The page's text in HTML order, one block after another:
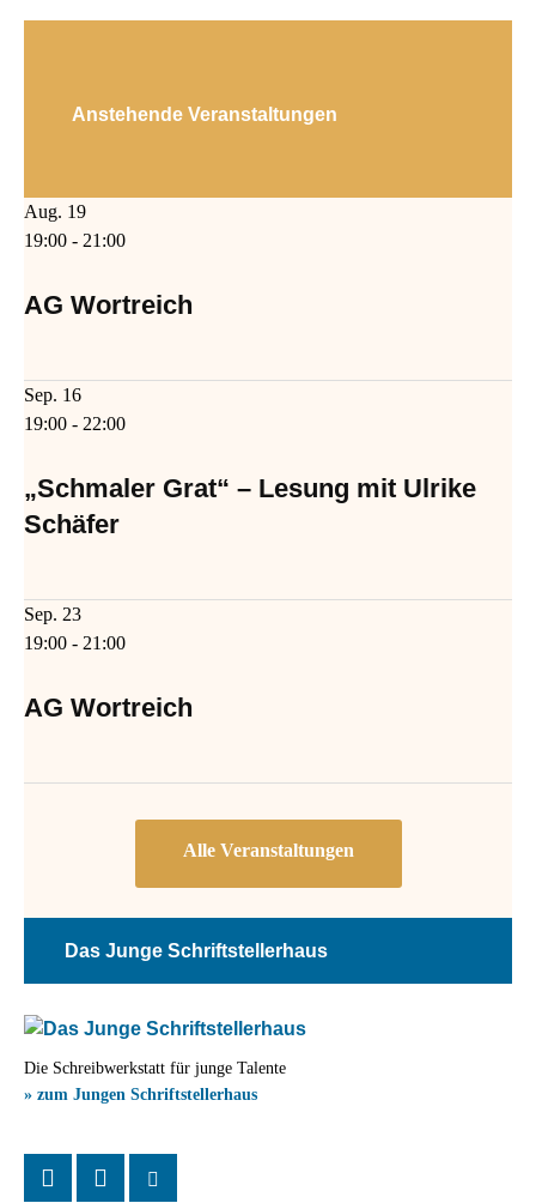
Anstehende Veranstaltungen
Aug. 19
19:00 - 21:00
AG Wortreich
Sep. 16
19:00 - 22:00
„Schmaler Grat“ – Lesung mit Ulrike
Schäfer
Sep. 23
19:00 - 21:00
AG Wortreich
Das Junge Schriftstellerhaus
Die Schreibwerkstatt für junge Talente
» zum Jungen Schriftstellerhaus